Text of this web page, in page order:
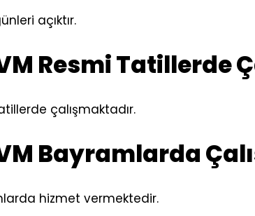
açıktır.
Resmi Tatillerde
çalışmaktadır.
Bayramlarda
hizmet vermektedir.